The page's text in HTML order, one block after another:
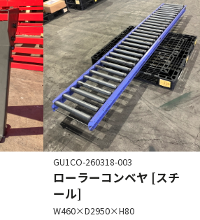
GU1CO-260318-003
ローラーコンベヤ [スチ
ール]
W460×D2950×H80